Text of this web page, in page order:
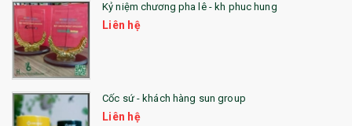
Kỷ niệm chương pha lê - kh phuc hung
Liên hệ
Cốc sứ - khách hàng sun group
Liên hệ